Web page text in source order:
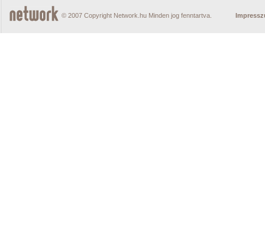
© 2007 Copyright Network.hu Minden jog fenntartva.